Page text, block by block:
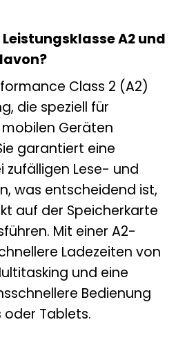
A2 und
Class 2 (A2)
die speziell für
Geräten
garantiert eine
zufälligen Lese- und
was entscheidend ist,
auf der Speicherkarte
Mit einer A2-
Ladezeiten von
und eine
Bedienung
oder Tablets.